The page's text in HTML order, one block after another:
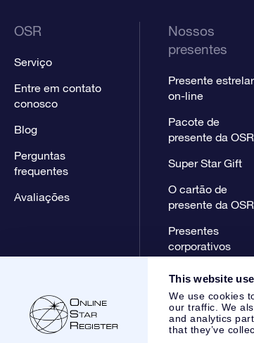
This website
We use cookies
our traffic. We
and analytics
that they’ve
OSR
Serviço
Entre em contato
conosco
Blog
Perguntas
frequentes
Avaliações
Nossos
presentes
Presente estrelar
on-line
Pacote de
presente da OSR
Super Star Gift
O cartão de
presente da OSR
Presentes
corporativos